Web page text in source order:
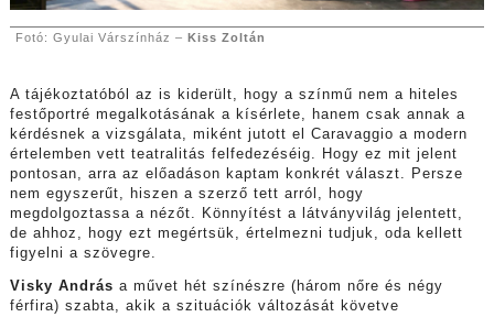
Fotó: Gyulai Várszínház – Kiss Zoltán
A tájékoztatóból az is kiderült, hogy a színmű nem a hiteles
festőportré megalkotásának a kísérlete, hanem csak annak a
kérdésnek a vizsgálata, miként jutott el Caravaggio a modern
értelemben vett teatralitás felfedezéséig. Hogy ez mit jelent
pontosan, arra az előadáson kaptam konkrét választ. Persze
nem egyszerűt, hiszen a szerző tett arról, hogy
megdolgoztassa a nézőt. Könnyítést a látványvilág jelentett,
de ahhoz, hogy ezt megértsük, értelmezni tudjuk, oda kellett
figyelni a szövegre.
Visky András a művet hét színészre (három nőre és négy
férfira) szabta, akik a szituációk változását követve